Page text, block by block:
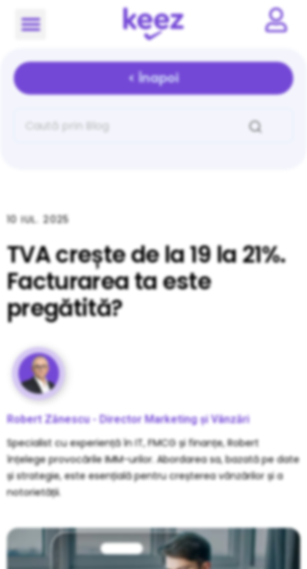
< Înapoi
10 IUL. 2025
TVA crește de la 19 la 21%.
Facturarea ta este
pregătită?
Robert Zănescu - Director Marketing și Vânzări
Specialist cu experiență în IT, FMCG și finanțe, Robert
înțelege provocările IMM-urilor. Abordarea sa, bazată pe date
și strategie, este esențială pentru creșterea vânzărilor și a
notorietății.